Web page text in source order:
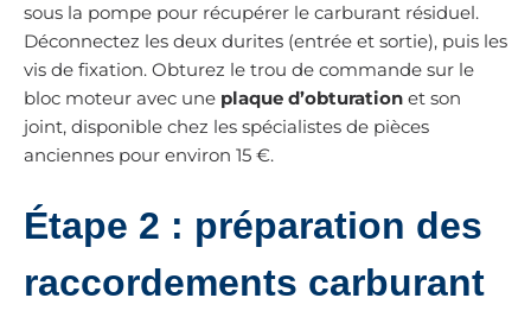
sous la pompe pour récupérer le carburant résiduel.
Déconnectez les deux durites (entrée et sortie), puis les
vis de fixation. Obturez le trou de commande sur le
bloc moteur avec une plaque d’obturation et son
joint, disponible chez les spécialistes de pièces
anciennes pour environ 15 €.
Étape 2 : préparation des
raccordements carburant